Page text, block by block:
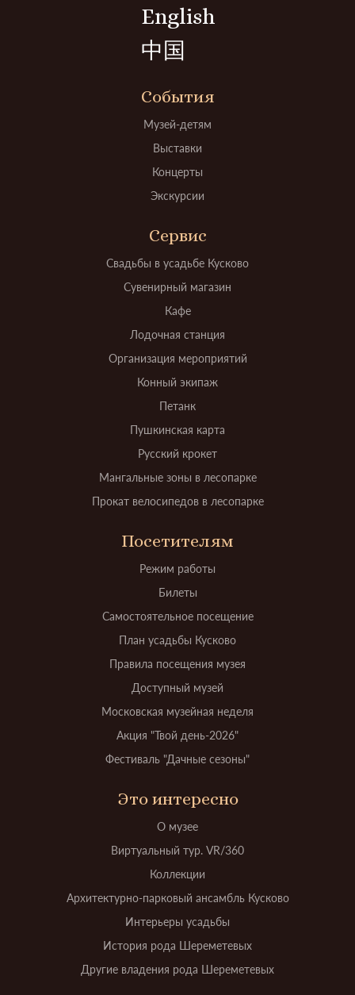
English
中国
События
Музей-детям
Выставки
Концерты
Экскурсии
Сервис
Свадьбы в усадьбе Кусково
Сувенирный магазин
Кафе
Лодочная станция
Организация мероприятий
Конный экипаж
Петанк
Пушкинская карта
Русский крокет
Мангальные зоны в лесопарке
Прокат велосипедов в лесопарке
Посетителям
Режим работы
Билеты
Самостоятельное посещение
План усадьбы Кусково
Правила посещения музея
Доступный музей
Московская музейная неделя
Акция "Твой день-2026"
Фестиваль "Дачные сезоны"
Это интересно
О музее
Виртуальный тур. VR/360
Коллекции
Архитектурно-парковый ансамбль Кусково
Интерьеры усадьбы
История рода Шереметевых
Другие владения рода Шереметевых